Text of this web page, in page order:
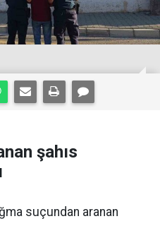
şahıs
suçundan aranan